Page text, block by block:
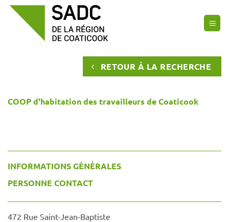
Passer
RETOUR À LA RECHERCHE
COOP d'habitation des travailleurs de Coaticook
INFORMATIONS GÉNÉRALES
PERSONNE CONTACT
472 Rue Saint-Jean-Baptiste